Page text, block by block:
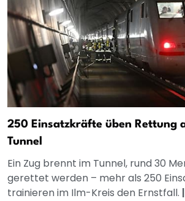
250 Einsatzkräfte üben Rettung
Tunnel
Ein Zug brennt im Tunnel, rund 30
gerettet werden – mehr als 250
trainieren im Ilm-Kreis den Ernstfall. |